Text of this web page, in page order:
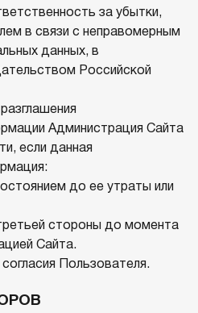
за убытки,
в связи с неправомерным
данных, в
Российской
Администрация Сайта
если данная
до ее утраты или
стороны до момента
Сайта.
Пользователя.